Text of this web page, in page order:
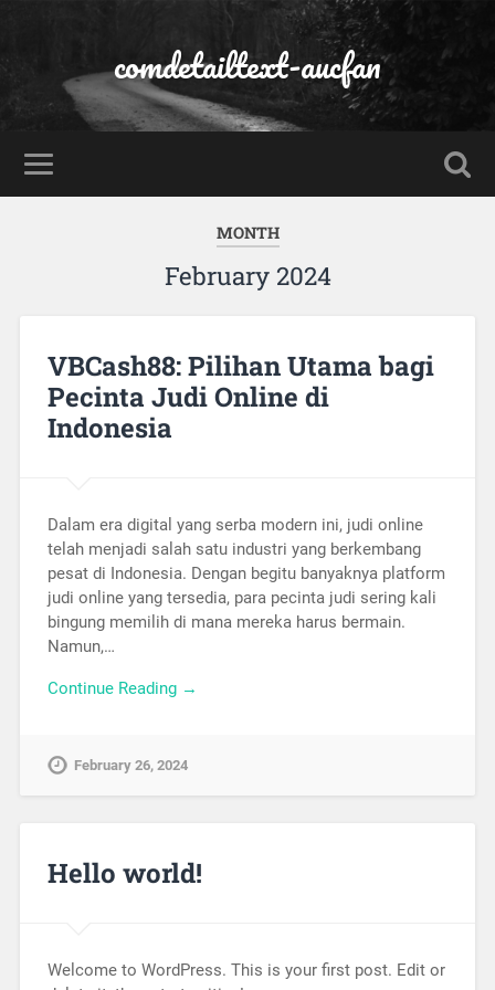
comdetailtext-aucfan
MONTH
February 2024
VBCash88: Pilihan Utama bagi
Pecinta Judi Online di
Indonesia
Dalam era digital yang serba modern ini, judi online
telah menjadi salah satu industri yang berkembang
pesat di Indonesia. Dengan begitu banyaknya platform
judi online yang tersedia, para pecinta judi sering kali
bingung memilih di mana mereka harus bermain.
Namun,…
Continue Reading →
February 26, 2024
Hello world!
Welcome to WordPress. This is your first post. Edit or